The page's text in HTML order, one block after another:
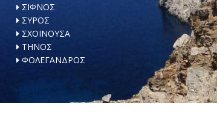
ΣΙΦΝΟΣ
ΣΥΡΟΣ
ΣΧΟΙΝΟΥΣΑ
ΤΗΝΟΣ
ΦΟΛΕΓΑΝΔΡΟΣ